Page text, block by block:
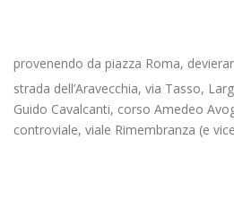
provenendo da piazza Roma,
strada dell’Aravecchia, via Tasso,
Guido Cavalcanti, corso Amedeo
controviale, viale Rimembranza (e